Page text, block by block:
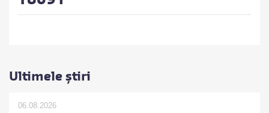
Ultimele știri
06.08.2026